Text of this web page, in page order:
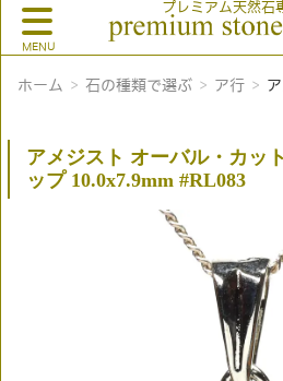
プレミアム天然石
ホーム 石の種類で選ぶ ア行
アメジスト オーバル・カッ
ップ 10.0x7.9mm #RL083